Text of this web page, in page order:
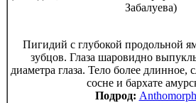
Забалуева)
Пигидий с глубокой продольной
зубцов. Глаза шаровидно
диаметра глаза. Тело более длинное,
сосне и бархате
Подрод: